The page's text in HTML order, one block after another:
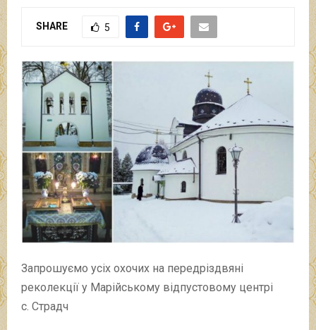
SHARE 5
Запрошуємо усіх охочих на передріздвяні
реколекції у Марійському відпустовому центрі
с. Страдч